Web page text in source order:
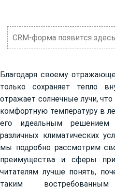
CRM-форма появится здесь
Благодаря своему
только сохраняет тепло
отражает солнечные лучи,
комфортную температуру в
его идеальным решением
различных климатических
мы подробно рассмотрим
преимущества и сферы
читателям лучше понять,
таким